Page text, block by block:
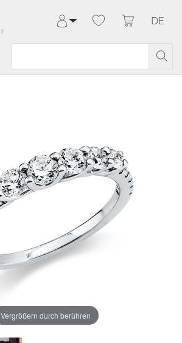
Meine Bestellungen
DE
Vergrößern durch berühren